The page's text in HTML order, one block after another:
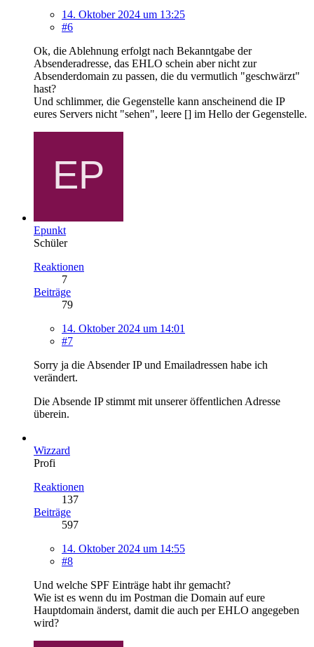
14. Oktober 2024 um 13:25
#6
Ok, die Ablehnung erfolgt nach Bekanntgabe der
Absenderadresse, das EHLO schein aber nicht zur
Absenderdomain zu passen, die du vermutlich "geschwärzt"
hast?
Und schlimmer, die Gegenstelle kann anscheinend die IP
eures Servers nicht "sehen", leere [] im Hello der Gegenstelle.
Epunkt
Schüler
Reaktionen
7
Beiträge
79
14. Oktober 2024 um 14:01
#7
Sorry ja die Absender IP und Emailadressen habe ich
verändert.
Die Absende IP stimmt mit unserer öffentlichen Adresse
überein.
Wizzard
Profi
Reaktionen
137
Beiträge
597
14. Oktober 2024 um 14:55
#8
Und welche SPF Einträge habt ihr gemacht?
Wie ist es wenn du im Postman die Domain auf eure
Hauptdomain änderst, damit die auch per EHLO angegeben
wird?